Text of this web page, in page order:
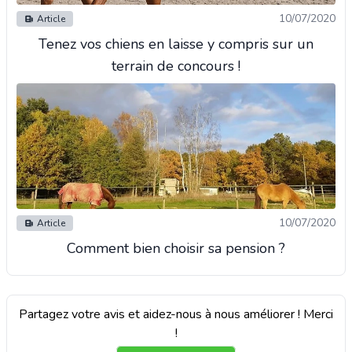
Article 10/07/2020
Tenez vos chiens en laisse y compris sur un
terrain de concours !
Article 10/07/2020
Comment bien choisir sa pension ?
Partagez votre avis et aidez-nous à nous améliorer ! Merci
!